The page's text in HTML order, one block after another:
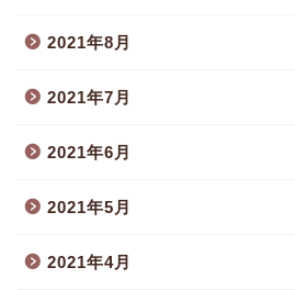
2021年8月
2021年7月
2021年6月
2021年5月
2021年4月